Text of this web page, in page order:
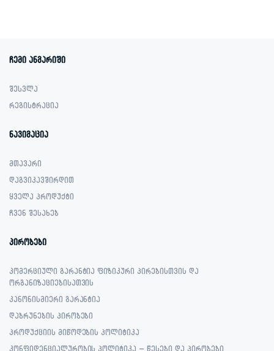
ჩემი ანგარიში
შესვლა
რეგისტრაცია
ნავიგაცია
მთავარი
დაგვიკავშირდით
ყველა პროდუქტი
ჩვენ შესახებ
პირობები
კომერციული გარანტია ფიზიკური პირებისთვის და
ორგანიზაციებისათვის
კანონისმიერი გარანტია
დაბრუნების პირობები
პროდუქციის მიწოდების პოლიტიკა